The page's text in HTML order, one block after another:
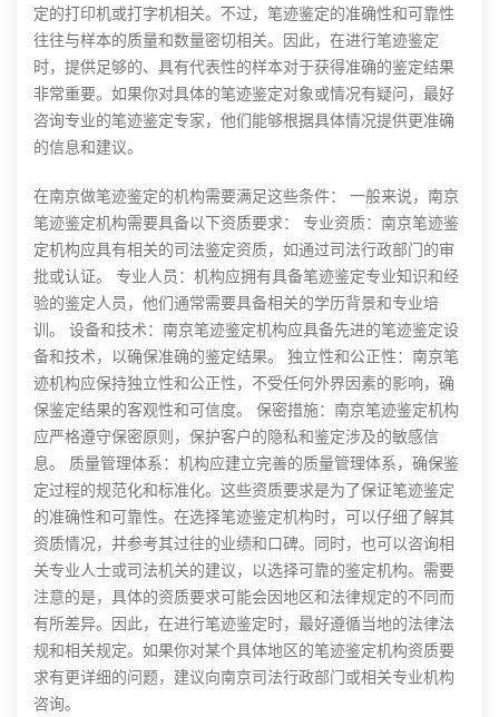
定的打印机或打字机相关。不过，笔迹鉴定的准确性和可靠性
往往与样本的质量和数量密切相关。因此，在进行笔迹鉴定
时，提供足够的、具有代表性的样本对于获得准确的鉴定结果
非常重要。如果你对具体的笔迹鉴定对象或情况有疑问，最好
咨询专业的笔迹鉴定专家，他们能够根据具体情况提供更准确
的信息和建议。
在南京做笔迹鉴定的机构需要满足这些条件： 一般来说，南京
笔迹鉴定机构需要具备以下资质要求： 专业资质：南京笔迹鉴
定机构应具有相关的司法鉴定资质，如通过司法行政部门的审
批或认证。 专业人员：机构应拥有具备笔迹鉴定专业知识和经
验的鉴定人员，他们通常需要具备相关的学历背景和专业培
训。 设备和技术：南京笔迹鉴定机构应具备先进的笔迹鉴定设
备和技术，以确保准确的鉴定结果。 独立性和公正性：南京笔
迹机构应保持独立性和公正性，不受任何外界因素的影响，确
保鉴定结果的客观性和可信度。 保密措施：南京笔迹鉴定机构
应严格遵守保密原则，保护客户的隐私和鉴定涉及的敏感信
息。 质量管理体系：机构应建立完善的质量管理体系，确保鉴
定过程的规范化和标准化。这些资质要求是为了保证笔迹鉴定
的准确性和可靠性。在选择笔迹鉴定机构时，可以仔细了解其
资质情况，并参考其过往的业绩和口碑。同时，也可以咨询相
关专业人士或司法机关的建议，以选择可靠的鉴定机构。需要
注意的是，具体的资质要求可能会因地区和法律规定的不同而
有所差异。因此，在进行笔迹鉴定时，最好遵循当地的法律法
规和相关规定。如果你对某个具体地区的笔迹鉴定机构资质要
求有更详细的问题，建议向南京司法行政部门或相关专业机构
咨询。